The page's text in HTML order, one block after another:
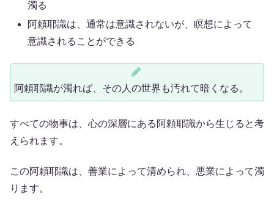
濁る
阿頼耶識は、通常は意識されないが、瞑想によって
意識されることができる
阿頼耶識が濁れば、その人の世界も汚れて暗くなる。
すべての物事は、心の深層にある阿頼耶識から生じると考
えられます。
この阿頼耶識は、善業によって清められ、悪業によって濁
ります。